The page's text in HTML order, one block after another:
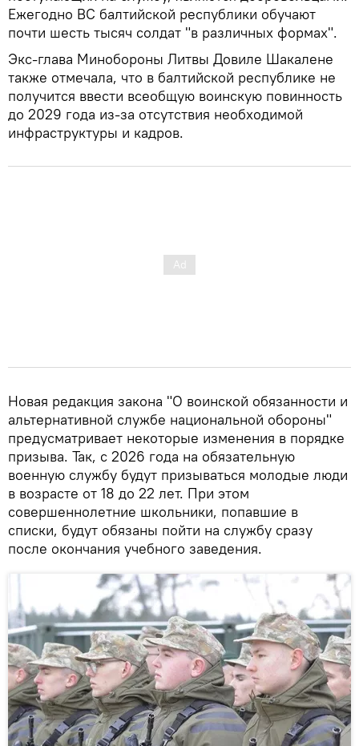
Ежегодно ВС балтийской республики обучают
почти шесть тысяч солдат "в различных формах".
Экс-глава Минобороны Литвы Довиле Шакалене
также отмечала, что в балтийской республике не
получится ввести всеобщую воинскую повинность
до 2029 года из-за отсутствия необходимой
инфраструктуры и кадров.
Новая редакция закона "О воинской обязанности и
альтернативной службе национальной обороны"
предусматривает некоторые изменения в порядке
призыва. Так, с 2026 года на обязательную
военную службу будут призываться молодые люди
в возрасте от 18 до 22 лет. При этом
совершеннолетние школьники, попавшие в
списки, будут обязаны пойти на службу сразу
после окончания учебного заведения.